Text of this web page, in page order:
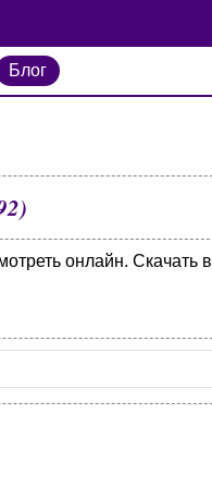
Блог
онлайн. Скачать в